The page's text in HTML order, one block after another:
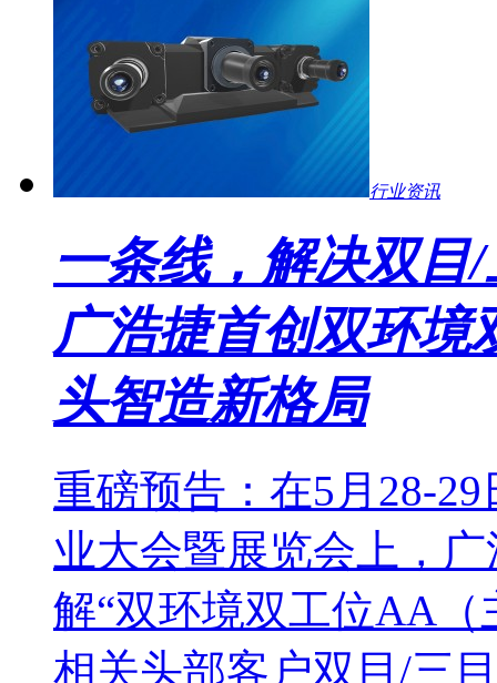
行业资讯
一条线，解决双
广浩捷首创双环境
头智造新格局
重磅预告：在5月28-
业大会暨展览会上，
解“双环境双工位AA
相关头部客户双目/三